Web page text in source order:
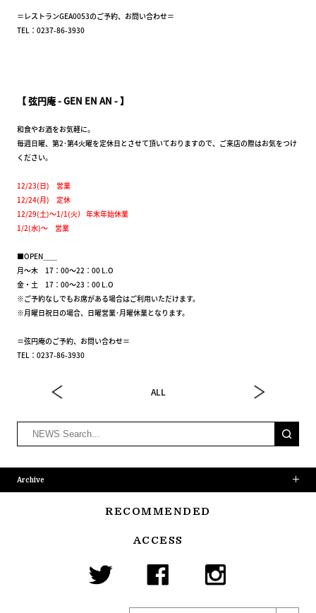
＝レストランGEA0053のご予約、お問い合わせ＝
TEL：0237-86-3930
【 弦円庵 - GEN EN AN - 】
和食やお酒をお気軽に。
毎週日曜、第2･第4火曜を定休日とさせて頂いておりますので、ご来店の際はお気をつけ
ください。
12/23(日) 営業
12/24(月) 定休
12/29(土)～1/1(火） 年末年始休業
1/2(水)～ 営業
■OPEN＿＿
月～木 17：00～22：00 L.O
金・土 17：00～23：00 L.O
※ご予約なしでもお席がある場合はご利用いただけます。
※月曜日祝日の場合、日曜営業･月曜休業となります。
＝弦円庵のご予約、お問い合わせ＝
TEL：0237-86-3930
ALL
Archive
RECOMMENDED
ACCESS